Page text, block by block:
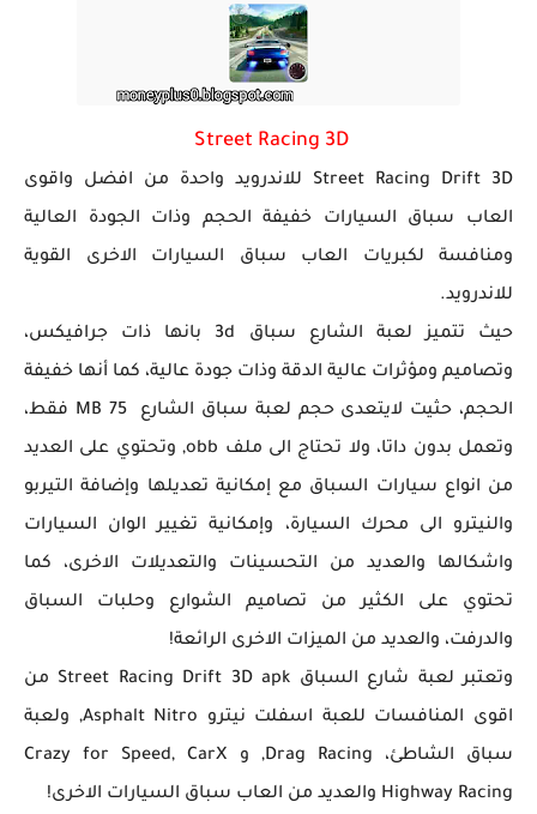
Street Racing 3D
Street Racing Drift 3D للاندرويد واحدة من افضل واقوى
العاب سباق السيارات خفيفة الحجم وذات الجودة العالية
ومنافسة لكبريات العاب سباق السيارات الاخرى القوية
للاندرويد.
حيث تتميز لعبة الشارع سباق 3d بانها ذات جرافيكس،
وتصاميم ومؤثرات عالية الدقة وذات جودة عالية، كما أنها خفيفة
الحجم، حثيت لايتعدى حجم لعبة سباق الشارع 75 MB فقط،
وتعمل بدون داتا، ولا تحتاج الى ملف obb, وتحتوي على العديد
من انواع سيارات السباق مع إمكانية تعديلها وإضافة التيربو
والنيترو الى محرك السيارة، وإمكانية تغيير الوان السيارات
واشكالها والعديد من التحسينات والتعديلات الاخرى، كما
تحتوي على الكثير من تصاميم الشوارع وحلبات السباق
والدرفت، والعديد من الميزات الاخرى الرائعة!
وتعتبر لعبة شارع السباق Street Racing Drift 3D apk من
اقوى المنافسات للعبة اسفلت نيترو Asphalt Nitro, ولعبة
سباق الشاطئ، Drag Racing, و Crazy for Speed, CarX
Highway Racing والعديد من العاب سباق السيارات الاخرى!